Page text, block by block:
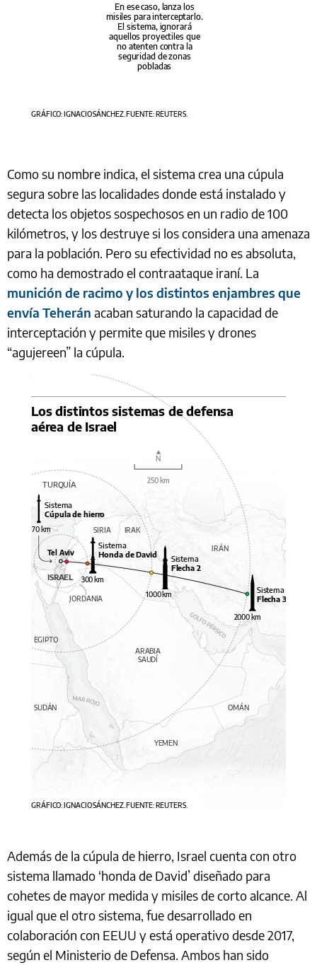
En ese caso, lanza los
misiles para interceptarlo.
El sistema, ignorará
aquellos proyectiles que
no atenten contra la
seguridad de zonas
pobladas
GRÁFICO: IGNACIO SÁNCHEZ. FUENTE: REUTERS.
Como su nombre indica, el sistema crea una cúpula
segura sobre las localidades donde está instalado y
detecta los objetos sospechosos en un radio de 100
kilómetros, y los destruye si los considera una amenaza
para la población. Pero su efectividad no es absoluta,
como ha demostrado el contraataque iraní. La
munición de racimo y los distintos enjambres que
envía Teherán acaban saturando la capacidad de
interceptación y permite que misiles y drones
“agujereen” la cúpula.
Los distintos sistemas de defensa
aérea de Israel
N
250 km
TURQUÍA
Sistema
Cúpula de hierro
70 km SIRIA IRAK
Sistema
Honda de David
IRÁN
Tel Aviv
Sistema
Flecha 2
ISRAEL
300 km
Sistema
Flecha 3
1000 km
JORDANIA
2000 km
EGIPTO
ARABIA
SAUDÍ
SUDÁN OMÁN
YEMEN
GRÁFICO: IGNACIO SÁNCHEZ. FUENTE: REUTERS.
Además de la cúpula de hierro, Israel cuenta con otro
sistema llamado ‘honda de David’ diseñado para
cohetes de mayor medida y misiles de corto alcance. Al
igual que el otro sistema, fue desarrollado en
colaboración con EEUU y está operativo desde 2017,
según el Ministerio de Defensa. Ambos han sido